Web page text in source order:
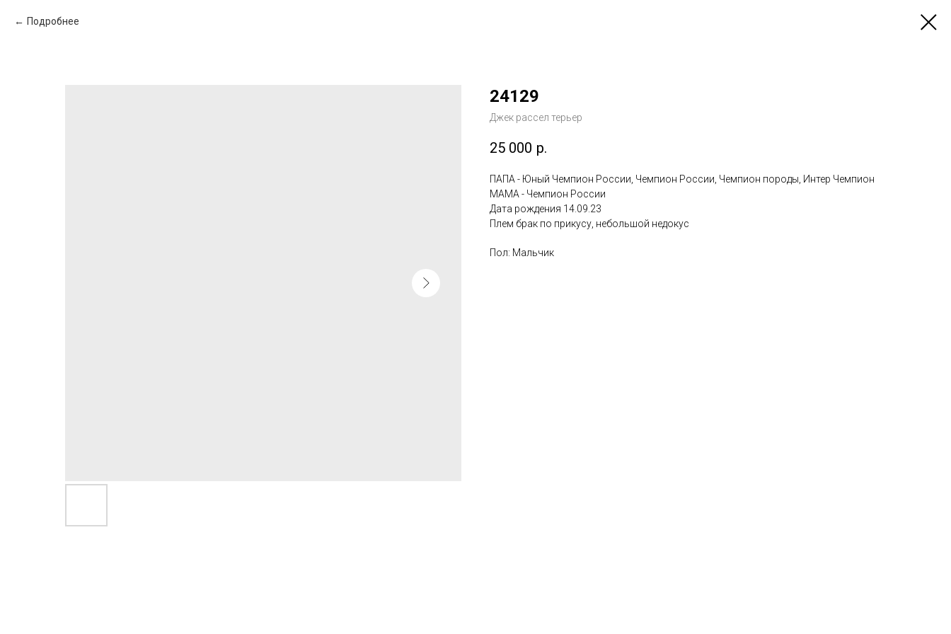
Подробнее
24129
Джек рассел терьер
25 000 р.
ПАПА - Юный Чемпион России, Чемпион России, Чемпион породы, Интер Чемпион
МАМА - Чемпион России
Дата рождения 14.09.23
Плем брак по прикусу, небольшой недокус
Пол: Мальчик